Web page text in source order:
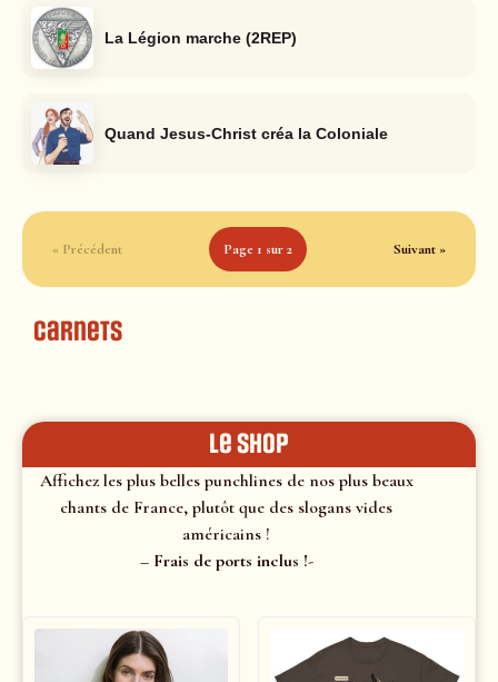
La Légion marche (2REP)
Quand Jesus-Christ créa la Coloniale
« Précédent Page 1 sur 2 Suivant »
Carnets
le shop
Affichez les plus belles punchlines de nos plus beaux
chants de France, plutôt que des slogans vides
américains !
– Frais de ports inclus !-